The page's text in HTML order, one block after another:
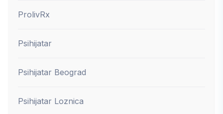
ProlivRx
Psihijatar
Psihijatar Beograd
Psihijatar Loznica